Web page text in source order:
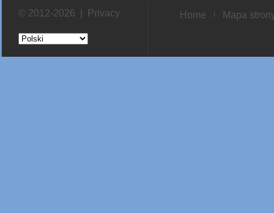
© 2012-2026 | Privacy Home Mapa